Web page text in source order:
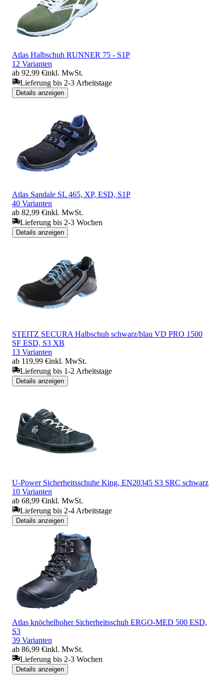
Atlas Halbschuh RUNNER 75 - S1P
12 Varianten
ab 92,99 €inkl. MwSt.
Lieferung bis 2-3 Arbeitstage
Details anzeigen
Atlas Sandale SL 465, XP, ESD, S1P
40 Varianten
ab 82,99 €inkl. MwSt.
Lieferung bis 2-3 Wochen
Details anzeigen
STEITZ SECURA Halbschuh schwarz/blau VD PRO 1500
SF ESD, S3 XB
13 Varianten
ab 119,99 €inkl. MwSt.
Lieferung bis 1-2 Arbeitstage
Details anzeigen
U-Power Sicherheitsschuhe King, EN20345 S3 SRC schwarz
10 Varianten
ab 68,99 €inkl. MwSt.
Lieferung bis 2-4 Arbeitstage
Details anzeigen
Atlas knöchelhoher Sicherheitsschuh ERGO-MED 500 ESD,
S3
39 Varianten
ab 86,99 €inkl. MwSt.
Lieferung bis 2-3 Wochen
Details anzeigen